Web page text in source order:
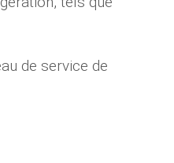
de service de